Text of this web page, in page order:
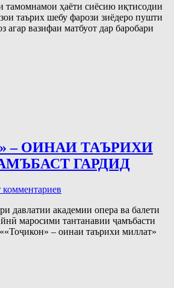
тамомнамои ҳаёти сиёсию иқтисодии
таърих шебу фарози зиёдеро пушти
агар вазифаи матбуот дар баробари
– ОИНАИ ТАЪРИХИ
ГАРДИД
комментариев
давлатии академии опера ва балети
маросими тантанавии ҷамъбасти
– оинаи таърихи миллат»